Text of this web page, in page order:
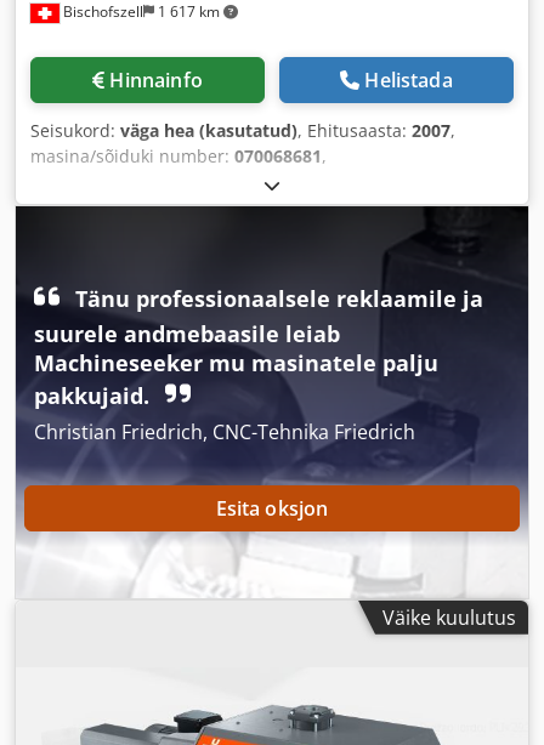
Bischofszell 1 617 km
Hinnainfo Helistada
Seisukord: väga hea (kasutatud), Ehitusaasta: 2007,
masina/sõiduki number: 070068681,
Tänu professionaalsele reklaamile ja
suurele andmebaasile leiab
Machineseeker mu masinatele palju
pakkujaid.
Christian Friedrich, CNC-Tehnika Friedrich
Esita oksjon
Väike kuulutus